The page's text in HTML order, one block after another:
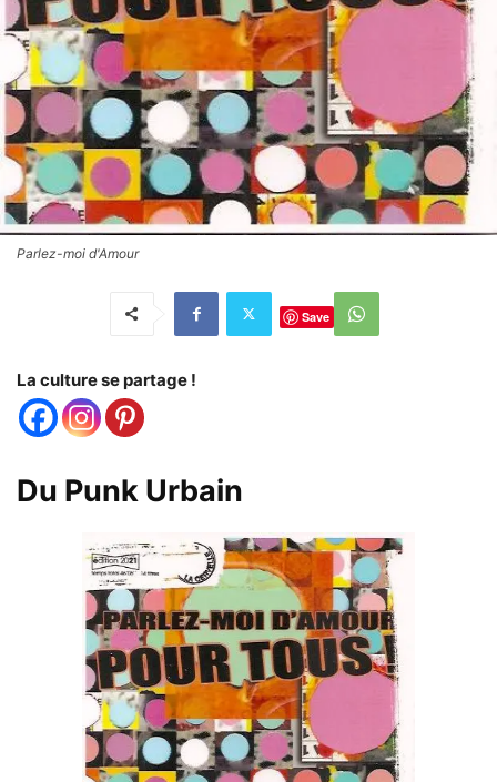
Parlez-moi d'Amour
Save
La culture se partage !
Du Punk Urbain